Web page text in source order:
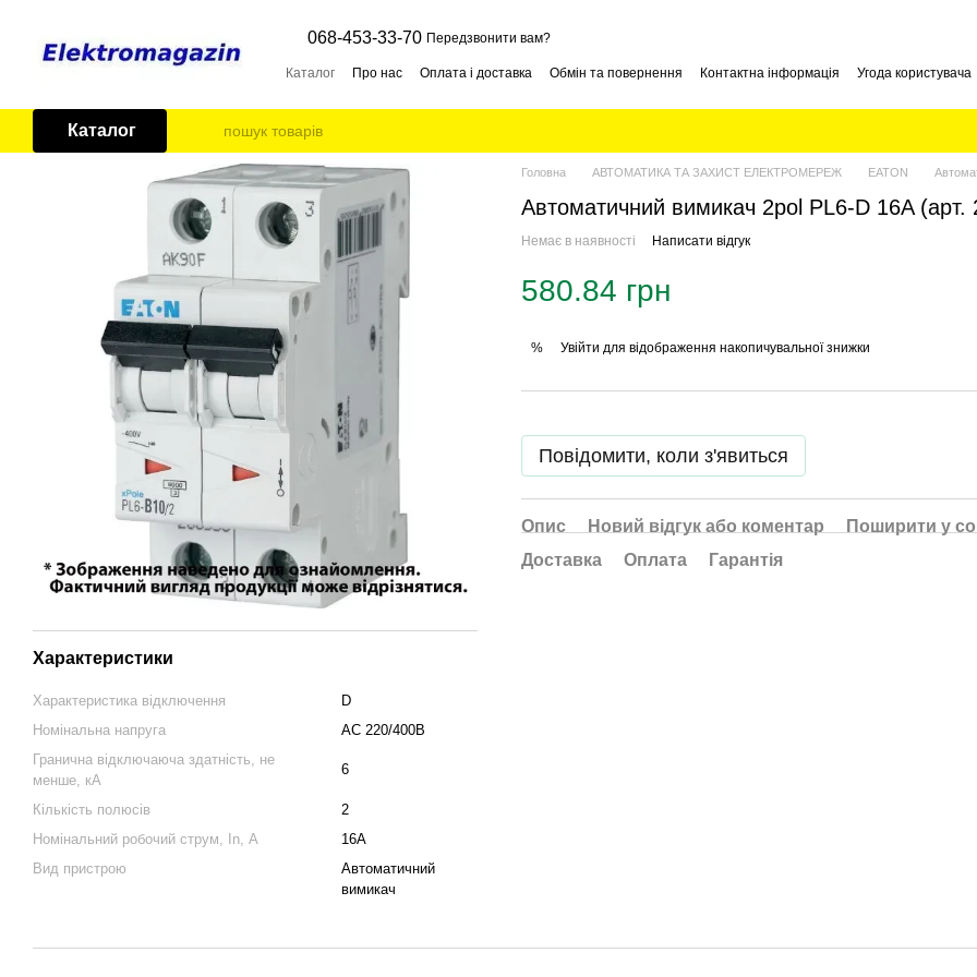
068-453-33-70 Передзвонити вам?
Каталог Про нас Оплата і доставка Обмін та повернення Контактна інформація Угода користувача
Каталог
Характеристики
Характеристика відключення
D
Номінальна напруга
AC 220/400B
Гранична відключаюча здатність, не
менше, кА
6
Кількість полюсів
2
Номінальний робочий струм, In, А
16А
Вид пристрою
Автоматичний
вимикач
Головна АВТОМАТИКА ТА ЗАХИСТ ЕЛЕКТРОМЕРЕЖ EATON
Автоматичний вимикач 2pol PL6-D 16A (арт.
Немає в наявності Написати відгук
580.84 грн
% Увійти для відображення накопичувальної знижки
Повідомити, коли з'явиться
Опис Новий відгук або коментар
Поширити у
Доставка
Оплата Гарантія